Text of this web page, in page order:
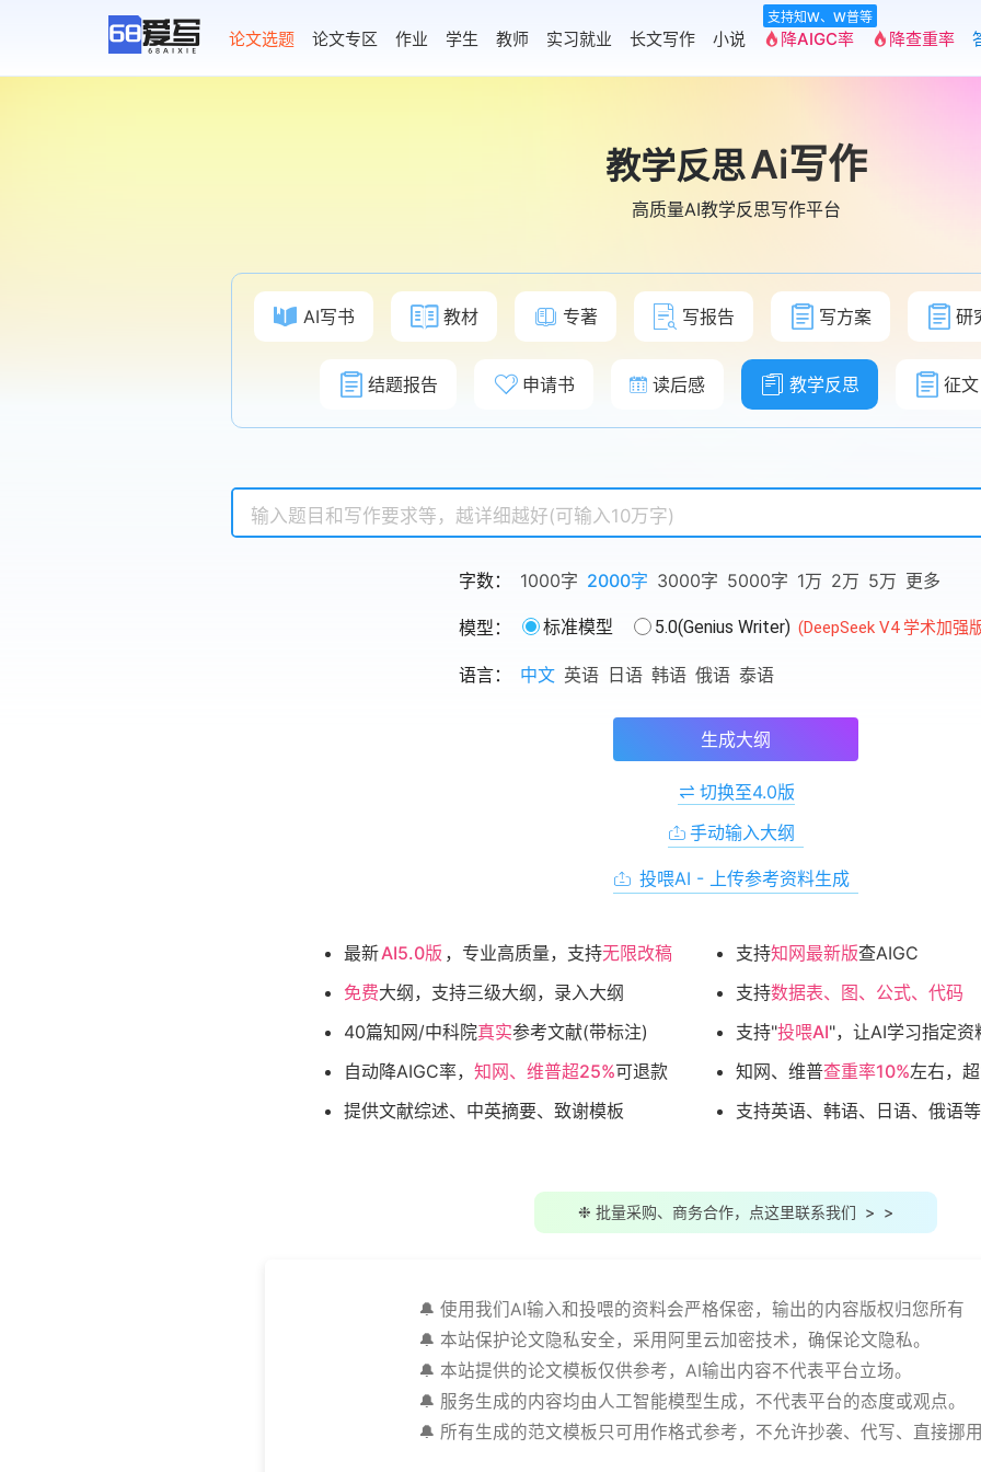
AI论文写作 论文选题 论文专区 作业 学生 教师 实习就业 长文写作 小说
支持知W、W普等
降AIGC率 降查重率
教学反思Ai写作
高质量AI教学反思写作平台
AI写书 教材 专著 写报告 写方案 研
结题报告 申请书 读后感 教学反思 征文
字数： 1000字 2000字 3000字 5000字 1万 2万 5万 更多
模型： 标准模型 5.0(Genius Writer) (DeepSeek V4 学术加强
语言： 中文 英语 日语 韩语 俄语 泰语
生成大纲
切换至4.0版
手动输入大纲
投喂AI - 上传参考资料生成
最新AI5.0版 ，专业高质量，支持无限改稿 支持知网最新版查AIGC
免费大纲，支持三级大纲，录入大纲 支持数据表、图、公式、代码
40篇知网/中科院真实参考文献(带标注) 支持"投喂AI"，让AI学习指定资
自动降AIGC率， 知网、维普超25%可退款 知网、维普查重率10%左右，
提供文献综述、中英摘要、致谢模板
支持英语、韩语、日语、俄语
❉ 批量采购、商务合作，点这里联系我们 > >
🔔 使用我们AI输入和投喂的资料会严格保密，输出的内容版权归您所有
🔔 本站保护论文隐私安全，采用阿里云加密技术，确保论文隐私。
🔔 本站提供的论文模板仅供参考，AI输出内容不代表平台立场。
🔔 服务生成的内容均由人工智能模型生成，不代表平台的态度或观点。
🔔 所有生成的范文模板只可用作格式参考，不允许抄袭、代写、直接挪